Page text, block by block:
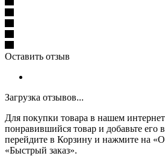
Оставить отзыв
Загрузка отзывов...
Для покупки товара в нашем
понравившийся товар и добавьте его
перейдите в Корзину и нажмите на
«Быстрый заказ».